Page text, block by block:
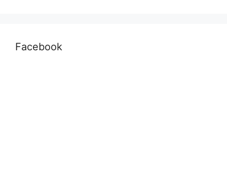
Facebook